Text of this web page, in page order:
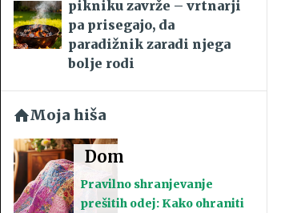
pikniku zavrže – vrtnarji
pa prisegajo, da
paradižnik zaradi njega
bolje rodi
Moja hiša
Dom
Pravilno shranjevanje
prešitih odej: Kako ohraniti